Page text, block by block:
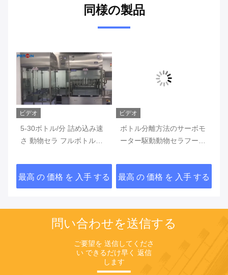
同様の製品
ビデオ
5-30ボトル/分 詰め込み速
さ 動物セラ フルボトル検
最高 の 価格 を 入手 する
ビデオ
ボトル分離方法のサーボモ
ーター駆動動物セラフーリ
最高 の 価格 を 入手 する
問い合わせを送信する
ご要望を 送信してくださ
い できるだけ早く 返信
します